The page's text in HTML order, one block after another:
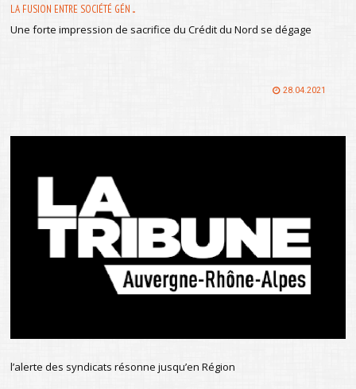
LA FUSION ENTRE SOCIÉTÉ GÉN ...
Une forte impression de sacrifice du Crédit du Nord se dégage
28.04.2021
l’alerte des syndicats résonne jusqu’en Région